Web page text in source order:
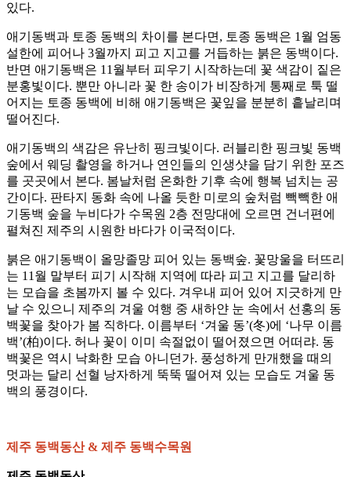
있다.
애기동백과 토종 동백의 차이를 본다면, 토종 동백은 1월 엄동
설한에 피어나 3월까지 피고 지고를 거듭하는 붉은 동백이다.
반면 애기동백은 11월부터 피우기 시작하는데 꽃 색감이 짙은
분홍빛이다. 뿐만 아니라 꽃 한 송이가 비장하게 통째로 툭 떨
어지는 토종 동백에 비해 애기동백은 꽃잎을 분분히 흩날리며
떨어진다.
애기동백의 색감은 유난히 핑크빛이다. 러블리한 핑크빛 동백
숲에서 웨딩 촬영을 하거나 연인들의 인생샷을 담기 위한 포즈
를 곳곳에서 본다. 봄날처럼 온화한 기후 속에 행복 넘치는 공
간이다. 판타지 동화 속에 나올 듯한 미로의 숲처럼 빽빽한 애
기동백 숲을 누비다가 수목원 2층 전망대에 오르면 건너편에
펼쳐진 제주의 시원한 바다가 이국적이다.
붉은 애기동백이 올망졸망 피어 있는 동백숲. 꽃망울을 터뜨리
는 11월 말부터 피기 시작해 지역에 따라 피고 지고를 달리하
는 모습을 초봄까지 볼 수 있다. 겨우내 피어 있어 지긋하게 만
날 수 있으니 제주의 겨울 여행 중 새하얀 눈 속에서 선홍의 동
백꽃을 찾아가 봄 직하다. 이름부터 ‘겨울 동’(冬)에 ‘나무 이름
백’(柏)이다. 허나 꽃이 이미 속절없이 떨어졌으면 어떠랴. 동
백꽃은 역시 낙화한 모습 아니던가. 풍성하게 만개했을 때의
멋과는 달리 선혈 낭자하게 뚝뚝 떨어져 있는 모습도 겨울 동
백의 풍경이다.
제주 동백동산 & 제주 동백수목원